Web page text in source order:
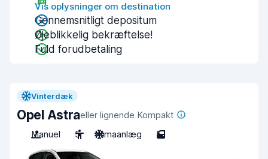
Vis oplysninger om destination
Gennemsnitligt depositum
Øjeblikkelig bekræftelse!
Fuld forudbetaling
Vinterdæk
Opel Astraeller lignende Kompakt
Manuel
5 Klimaanlæg 5